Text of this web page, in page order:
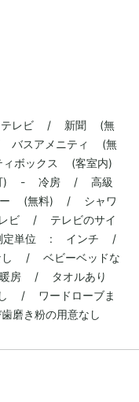
テレビ / 新聞 (無
スアメニティ (無
ボックス (客室内)
) - 冷房 / 高級
(無料) / シャワ
/ テレビのサイ
単位 : インチ /
し / ベビーベッドな
房 / タオルあり
/ ワードローブま
磨き粉の用意なし